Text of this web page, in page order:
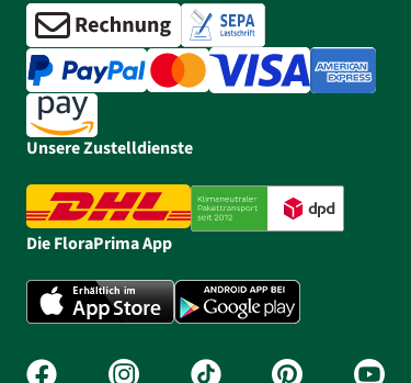
Unsere Zustelldienste
Die FloraPrima App